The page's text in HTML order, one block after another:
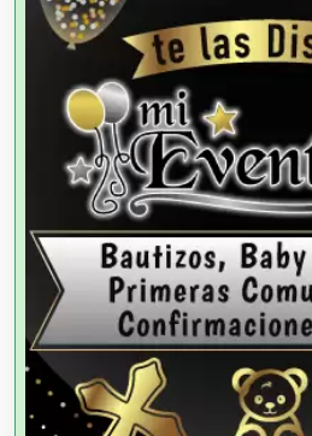
Agencias de Cobranza
Agencias de Colocación
Agencias de Modelos
Agencias de Publicidad
Agencias de Viajes